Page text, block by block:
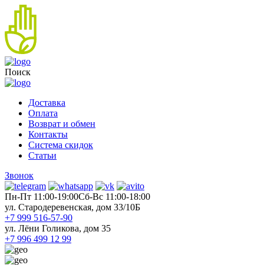
Поиск
Доставка
Оплата
Возврат и обмен
Контакты
Система скидок
Статьи
Звонок
Пн-Пт 11:00-19:00Cб-Вс 11:00-18:00
ул. Стародеревенская, дом 33/10Б
+7 999 516-57-90
ул. Лёни Голикова, дом 35
+7 996 499 12 99